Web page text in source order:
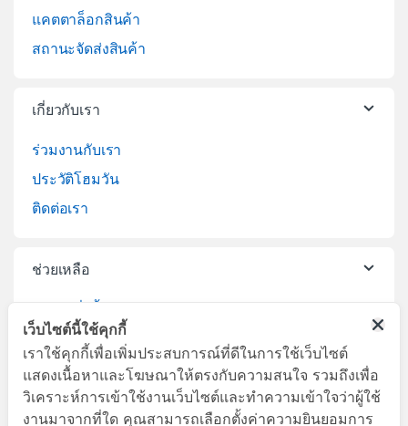
แคตตาล็อกสินค้า
สถานะจัดส่งสินค้า
เกี่ยวกับเรา
ร่วมงานกับเรา
ประวัติโฮมวัน
ติดต่อเรา
ช่วยเหลือ
บริการจัดส่งสินค้า
เปลี่ยนคืนสินค้า
เว็บไซต์นี้ใช้คุกกี้
เราใช้คุกกี้เพื่อเพิ่มประสบการณ์ที่ดีในการใช้เว็บไซต์
แสดงเนื้อหาและโฆษณาให้ตรงกับความสนใจ รวมถึงเพื่อ
วิเคราะห์การเข้าใช้งานเว็บไซต์และทำความเข้าใจว่าผู้ใช้
งานมาจากที่ใด คุณสามารถเลือกตั้งค่าความยินยอมการ